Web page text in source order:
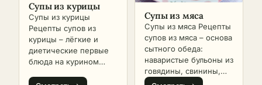
Супы из курицы
Супы из курицы
Рецепты супов из
курицы – лёгкие и
диетические первые
блюда на курином
Супы из мяса
Супы из мяса Рецепты
супов из мяса – основа
сытного обеда:
наваристые бульоны из
говядины, свинины,
баранины и курицы с